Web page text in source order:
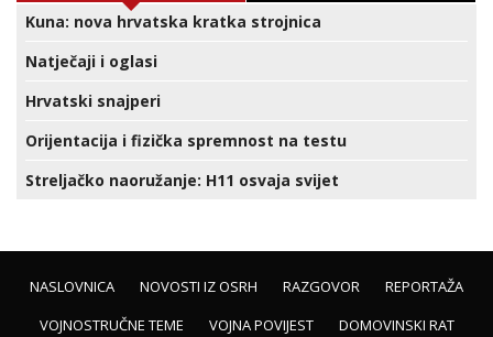
Kuna: nova hrvatska kratka strojnica
Natječaji i oglasi
Hrvatski snajperi
Orijentacija i fizička spremnost na testu
Streljačko naoružanje: H11 osvaja svijet
NASLOVNICA NOVOSTI IZ OSRH RAZGOVOR
REPORTAŽA
VOJNOSTRUČNE TEME
VOJNA POVIJEST
DOMOVINSKI RAT